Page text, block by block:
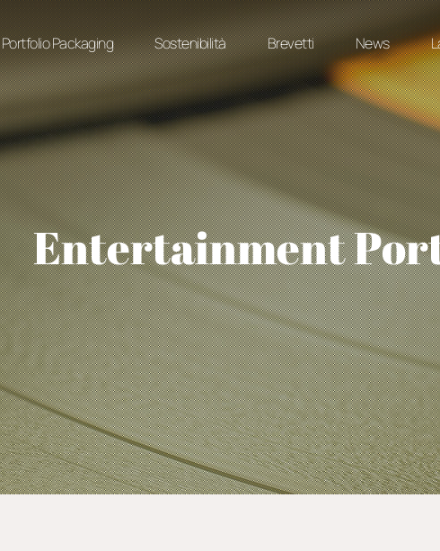
Portfolio Packaging Sostenibilità Brevetti News
Entertainment